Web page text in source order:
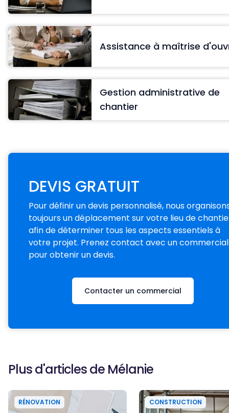
Assistance à maîtrise
Gestion administrative de
chantier
DEVIS GRATUIT
Pour définir un devis personnalisé, nous
toujours un déplacement sur votre lieu de
afin de déterminer tous les aspects essentiels à
votre projet. Prenez contact avec un commercial
pour obtenir un devis.
Contacter un commercial
Plus d'articles de Mélanie
RÉNOVATION CONSTRUCTION